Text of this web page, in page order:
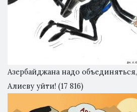
Азербайджана надо
Алиеву уйти! (17 816)